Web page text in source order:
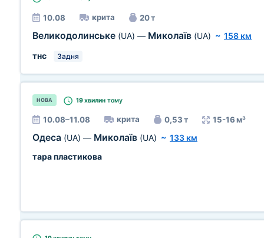
10.08 крита 20 т
Великодолинське (UA) — Миколаїв (UA) ~ 158 км
тнс
Задня
НОВА 19 хвилин тому
10.08–11.08 крита 0,53 т 15-16 м³
Одеса (UA) — Миколаїв (UA) ~ 133 км
тара пластикова